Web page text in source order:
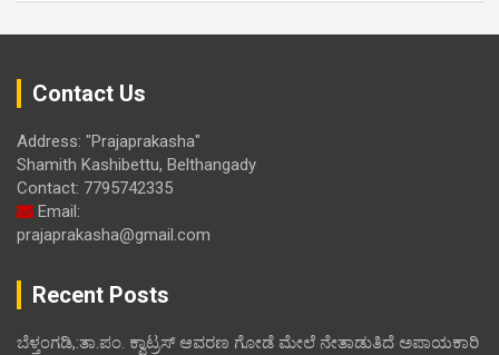
Contact Us
Address: "Prajaprakasha"
Shamith Kashibettu, Belthangady
Contact: 7795742335
Email:
prajaprakasha@gmail.com
Recent Posts
ಬೆಳ್ತಂಗಡಿ,:ತಾ.ಪಂ‌. ಕ್ವಾಟ್ರಸ್ ಆವರಣ ಗೋಡೆ ಮೇಲೆ ನೇತಾಡುತಿದೆ ಅಪಾಯಕಾರಿ